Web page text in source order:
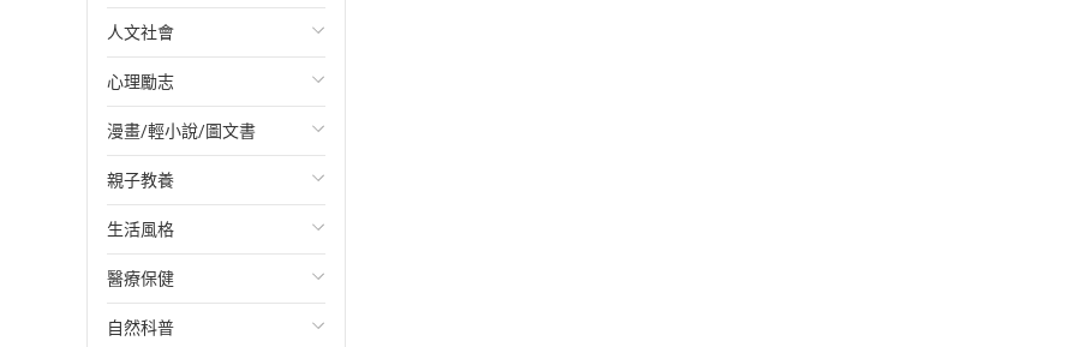
經濟/趨勢
財務/金融
管理/領導
職場工作術
成功法
行銷/廣告
傳記
歐美文學
日本文學
韓國文學
華文文學
經典文學
成長/家庭生活小說
懸疑/推理小說
人文社會
國際關係
政治
社會科學
台灣/中國歷史
日/韓歷史
其他歷史/史學
心理勵志
心靈成長/情緒
人際關係
兩性關係
心理學
漫畫/輕小說/圖文書
輕小說
奇幻/科幻
愛情故事
職場/社會寫實
親子教養
教育現場
兒童文學/故事
兒童科普/學習
生活風格
飲食/食譜
健身/美顏
醫療保健
健康/養生
自然科普